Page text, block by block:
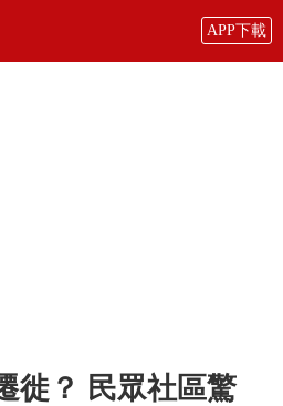
APP下載
徙？ 民眾社區驚